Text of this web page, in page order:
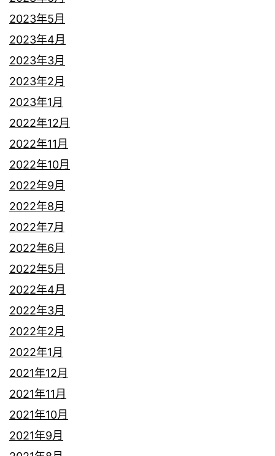
2023年5月
2023年4月
2023年3月
2023年2月
2023年1月
2022年12月
2022年11月
2022年10月
2022年9月
2022年8月
2022年7月
2022年6月
2022年5月
2022年4月
2022年3月
2022年2月
2022年1月
2021年12月
2021年11月
2021年10月
2021年9月